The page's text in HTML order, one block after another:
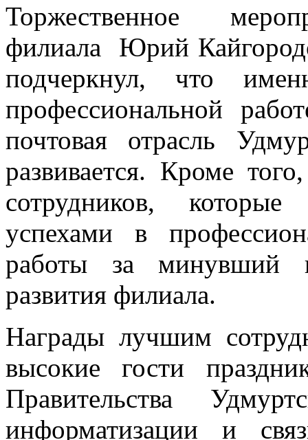
Торжественное
филиала
Юрий
подчеркнул, что
профессиональной
почтовая отрасль
развивается. Кроме того,
сотрудников,
успехами в
работы за минувший
развития филиала.
Награды лучшим
высокие гости
Правительства
информатизации и